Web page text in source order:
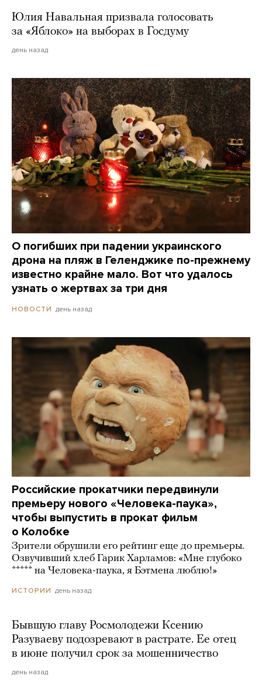
Юлия Навальная призвала голосовать
за «Яблоко» на выборах в Госдуму
день назад
О погибших при падении украинского
дрона на пляж в Геленджике по-прежнему
известно крайне мало. Вот что удалось
узнать о жертвах за три дня
НОВОСТИ день назад
Российские прокатчики передвинули
премьеру нового «Человека-паука»,
чтобы выпустить в прокат фильм
о Колобке
Зрители обрушили его рейтинг еще до премьеры.
Озвучивший хлеб Гарик Харламов: «Мне глубоко
***** на Человека-паука, я Бэтмена люблю!»
ИСТОРИИ день назад
Бывшую главу Росмолодежи Ксению
Разуваеву подозревают в растрате. Ее отец
в июне получил срок за мошенничество
день назад